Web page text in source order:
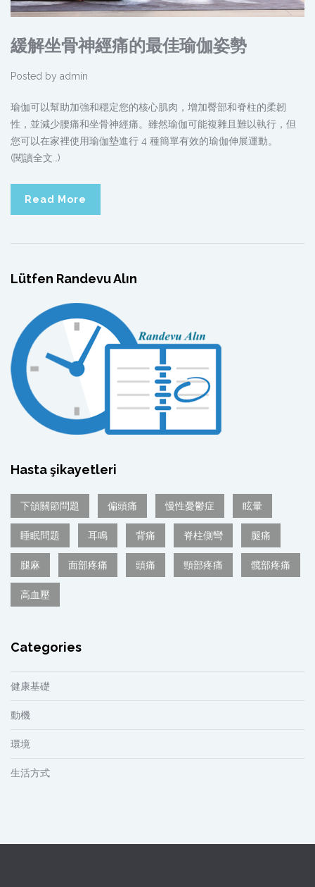
緩解坐骨神經痛的最佳瑜伽姿勢
Posted by admin
瑜伽可以幫助加強和穩定您的核心肌肉，增加臀部和脊柱的柔韌
性，並減少腰痛和坐骨神經痛。雖然瑜伽可能複雜且難以執行，但
您可以在家裡使用瑜伽墊進行 4 種簡單有效的瑜伽伸展運動。
(閱讀全文…)
Read More
Lütfen Randevu Alın
Hasta şikayetleri
下頜關節問題 偏頭痛 慢性憂鬱症 眩暈
睡眠問題 耳鳴 背痛 脊柱側彎 腿痛
腿麻 面部疼痛 頭痛 頸部疼痛 髖部疼痛
高血壓
Categories
健康基礎
動機
環境
生活方式